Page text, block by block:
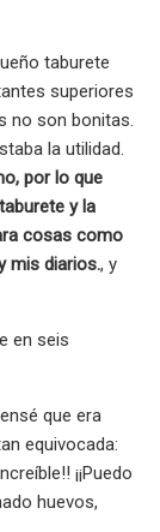
taburete
superiores
no son bonitas.
la utilidad.
por lo que
y la
cosas como
mis diarios., y
en seis
que era
equivocada:
¡¡Puedo
huevos,